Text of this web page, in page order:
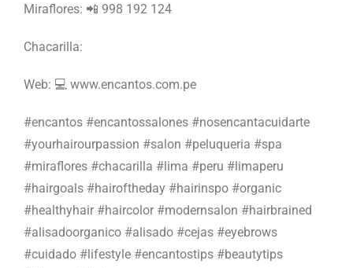
Miraflores: 📲 998 192 124
Chacarilla:
Web: 💻 www.encantos.com.pe
#encantos #encantossalones #nosencantacuidarte
#yourhairourpassion #salon #peluqueria #spa
#miraflores #chacarilla #lima #peru #limaperu
#hairgoals #hairoftheday #hairinspo #organic
#healthyhair #haircolor #modernsalon #hairbrained
#alisadoorganico #alisado #cejas #eyebrows
#cuidado #lifestyle #encantostips #beautytips